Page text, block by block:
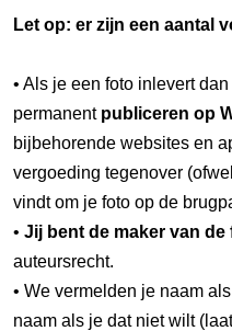
Let op: er zijn een aantal
• Als je een foto inlevert
permanent publiceren op
bijbehorende websites en
vergoeding tegenover
vindt om je foto op de
• Jij bent de maker van de
auteursrecht.
• We vermelden je naam als
naam als je dat niet wilt